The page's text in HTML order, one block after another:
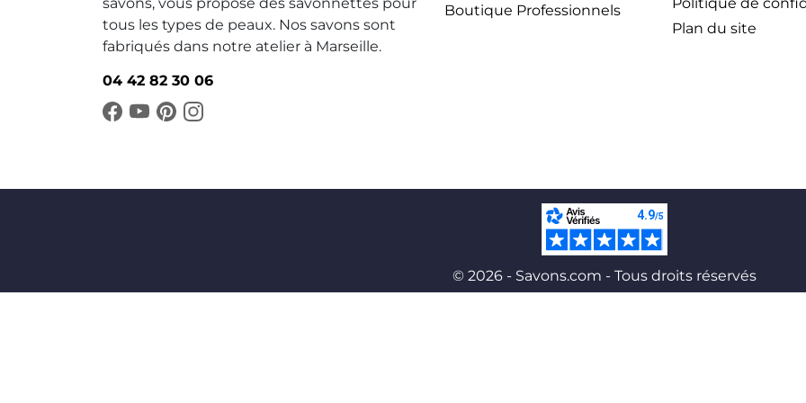
tous les types de peaux. Nos savons sont
fabriqués dans notre atelier à Marseille.
04 42 82 30 06
Boutique Professionnels
Plan du site
© 2026 - Savons.com - Tous droits réservés